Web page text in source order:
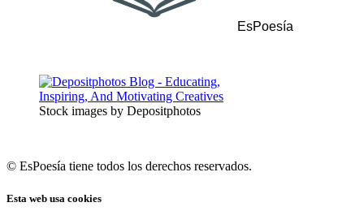
EsPoesía
Stock images by Depositphotos
© EsPoesía tiene todos los derechos reservados.
Esta web usa cookies